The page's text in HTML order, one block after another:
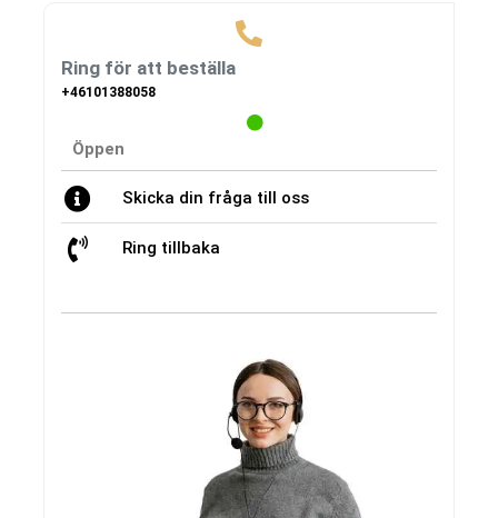
Ring för att beställa
+46101388058
Öppen
Skicka din fråga till oss
Ring tillbaka